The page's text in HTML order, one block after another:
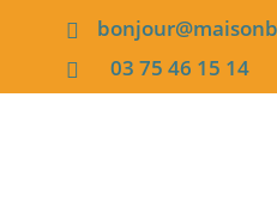

 03 75 46 15 14